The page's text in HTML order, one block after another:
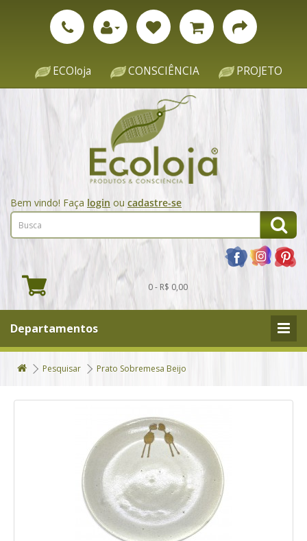
ECOloja CONSCIÊNCIA PROJETO
Bem vindo! Faça login ou cadastre-se
0 - R$ 0,00
Departamentos
Pesquisar Prato Sobremesa Beijo